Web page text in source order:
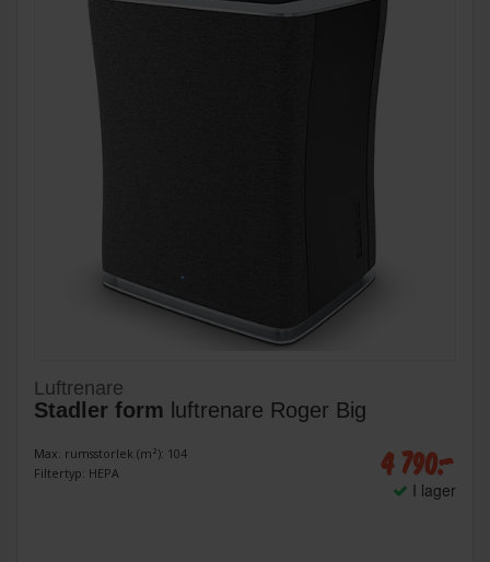
Luftrenare
Stadler form luftrenare Roger Big
Max. rumsstorlek (m²): 104
Filtertyp: HEPA
4 790:-
I lager